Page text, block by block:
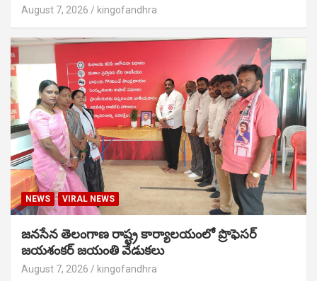
August 7, 2026 kingofandhra
NEWS VIRAL NEWS
జనసేన తెలంగాణ రాష్ట్ర కార్యాలయంలో ప్రొఫెసర్
జయశంకర్ జయంతి వేడుకలు
August 7, 2026 kingofandhra